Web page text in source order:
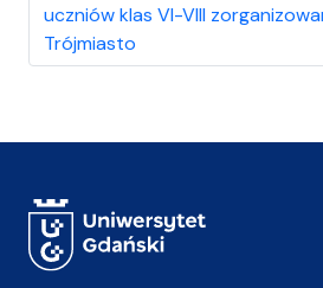
uczniów klas VI-VIII
Trójmiasto